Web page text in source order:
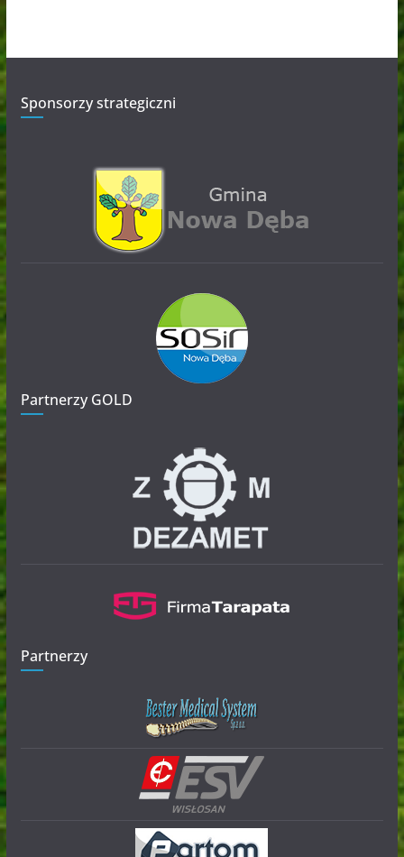
Sponsorzy strategiczni
Partnerzy GOLD
Partnerzy